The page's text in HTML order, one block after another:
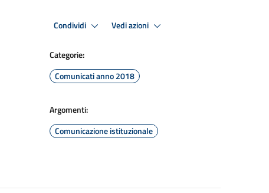
Condividi Vedi azioni
Categorie:
Comunicati anno 2018
Argomenti:
Comunicazione istituzionale